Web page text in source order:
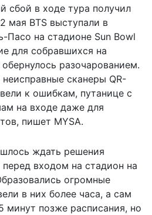
сбой в ходе тура получил
мая BTS выступали в
Пасо на стадионе Sun Bowl
для собравшихся на
разочарованием.
сканеры QR-
к ошибкам, путанице с
на входе даже для
пишет MYSA.
ждать решения
входом на стадион на
огромные
в них более часа, а сам
минут позже расписания, но